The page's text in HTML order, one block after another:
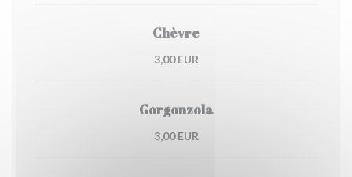
Chèvre
3,00 EUR
Gorgonzola
3,00 EUR